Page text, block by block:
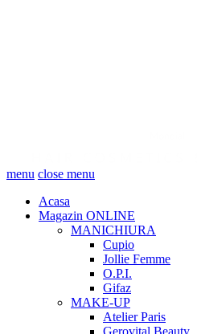
menu close menu
Acasa
Magazin ONLINE
MANICHIURA
Cupio
Jollie Femme
O.P.I.
Gifaz
MAKE-UP
Atelier Paris
Gerovital Beauty